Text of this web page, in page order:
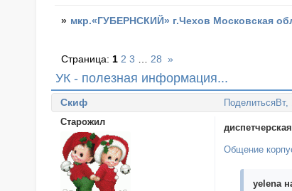
» мкр.«ГУБЕРНСКИЙ» г.Чехов Московская
УК - полезная информация...
Страница: 1 2 3 28 »
Поделиться Вт,
Cкиф
Старожил
Общение
yelena